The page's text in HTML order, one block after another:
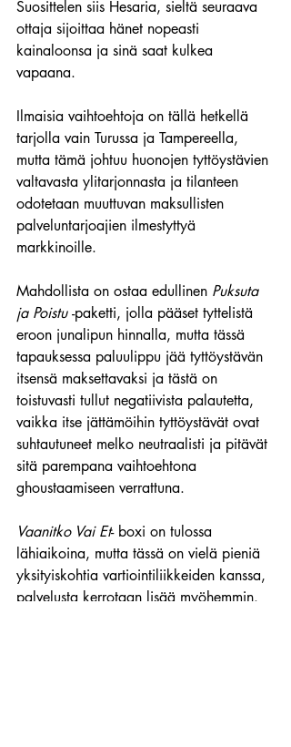
Suosittelen siis Hesaria, sieltä seuraava
ottaja sijoittaa hänet nopeasti
kainaloonsa ja sinä saat kulkea
vapaana.
Ilmaisia vaihtoehtoja on tällä hetkellä
tarjolla vain Turussa ja Tampereella,
mutta tämä johtuu huonojen tyttöystävien
valtavasta ylitarjonnasta ja tilanteen
odotetaan muuttuvan maksullisten
palveluntarjoajien ilmestyttyä
markkinoille.
Mahdollista on ostaa edullinen Puksuta
ja Poistu -paketti, jolla pääset tyttelistä
eroon junalipun hinnalla, mutta tässä
tapauksessa paluulippu jää tyttöystävän
itsensä maksettavaksi ja tästä on
toistuvasti tullut negatiivista palautetta,
vaikka itse jättämöihin tyttöystävät ovat
suhtautuneet melko neutraalisti ja pitävät
sitä parempana vaihtoehtona
ghoustaamiseen verrattuna.
Vaanitko Vai Et- boxi on tulossa
lähiaikoina, mutta tässä on vielä pieniä
yksityiskohtia vartiointiliikkeiden kanssa,
palvelusta kerrotaan lisää myöhemmin.